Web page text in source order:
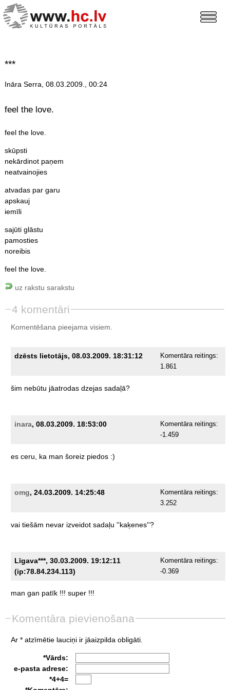
***
Ināra Serra, 08.03.2009., 00:24
feel the love.
feel the love.
skūpsti
nekārdinot paņem
neatvainojies
atvadas par garu
apskauj
iemīli
sajūti glāstu
pamosties
noreibis
feel the love.
uz rakstu sarakstu
4 komentāri
Komentēšana pieejama visiem.
dzēsts lietotājs, 08.03.2009. 18:31:12
Komentāra reitings:
1.861
šim nebūtu jāatrodas dzejas sadaļā?
inara, 08.03.2009. 18:53:00
Komentāra reitings:
-1.459
es ceru, ka man šoreiz piedos :)
omg, 24.03.2009. 14:25:48
Komentāra reitings:
3.252
vai tiešām nevar izveidot sadaļu ''kaķenes''?
Līgava***, 30.03.2009. 19:12:11
(ip:78.84.234.113)
Komentāra reitings:
-0.369
man gan patīk !!! super !!!
Komentāra pievienošana
Ar * atzīmētie lauciņi ir jāaizpilda obligāti.
*Vārds:
e-pasta adrese:
*4+4=